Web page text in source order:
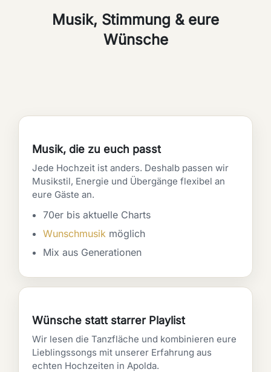
Musik, Stimmung & eure
Wünsche
Musik, die zu euch passt
Jede Hochzeit ist anders. Deshalb passen wir
Musikstil, Energie und Übergänge flexibel an
eure Gäste an.
70er bis aktuelle Charts
Wunschmusik möglich
Mix aus Generationen
Wünsche statt starrer Playlist
Wir lesen die Tanzfläche und kombinieren eure
Lieblingssongs mit unserer Erfahrung aus
echten Hochzeiten in Apolda.